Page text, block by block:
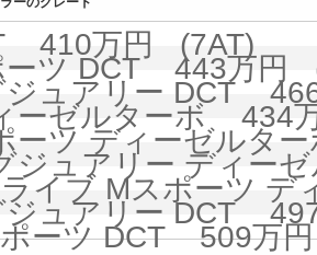
410万円 (7AT)
ーツ DCT 443万円
ジュアリー DCT
ーゼルターボ 434
ーツ ディーゼルタ
ジュアリー ディー
イブ Mスポーツ
ジュアリー DCT
ポーツ DCT 509万